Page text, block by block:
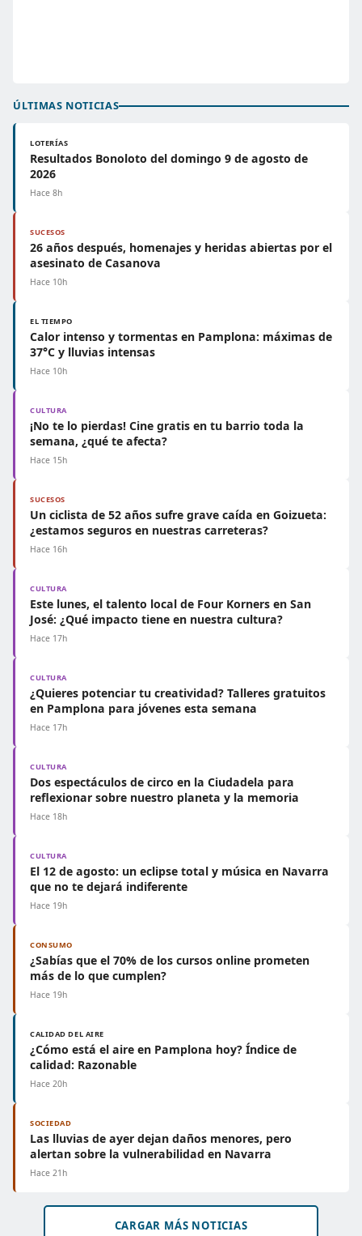
ÚLTIMAS NOTICIAS
LOTERÍAS
Resultados Bonoloto del domingo 9 de agosto de
2026
Hace 8h
SUCESOS
26 años después, homenajes y heridas abiertas por el
asesinato de Casanova
Hace 10h
EL TIEMPO
Calor intenso y tormentas en Pamplona: máximas de
37°C y lluvias intensas
Hace 10h
CULTURA
¡No te lo pierdas! Cine gratis en tu barrio toda la
semana, ¿qué te afecta?
Hace 15h
SUCESOS
Un ciclista de 52 años sufre grave caída en Goizueta:
¿estamos seguros en nuestras carreteras?
Hace 16h
CULTURA
Este lunes, el talento local de Four Korners en San
José: ¿Qué impacto tiene en nuestra cultura?
Hace 17h
CULTURA
¿Quieres potenciar tu creatividad? Talleres gratuitos
en Pamplona para jóvenes esta semana
Hace 17h
CULTURA
Dos espectáculos de circo en la Ciudadela para
reflexionar sobre nuestro planeta y la memoria
Hace 18h
CULTURA
El 12 de agosto: un eclipse total y música en Navarra
que no te dejará indiferente
Hace 19h
CONSUMO
¿Sabías que el 70% de los cursos online prometen
más de lo que cumplen?
Hace 19h
CALIDAD DEL AIRE
¿Cómo está el aire en Pamplona hoy? Índice de
calidad: Razonable
Hace 20h
SOCIEDAD
Las lluvias de ayer dejan daños menores, pero
alertan sobre la vulnerabilidad en Navarra
Hace 21h
CARGAR MÁS NOTICIAS